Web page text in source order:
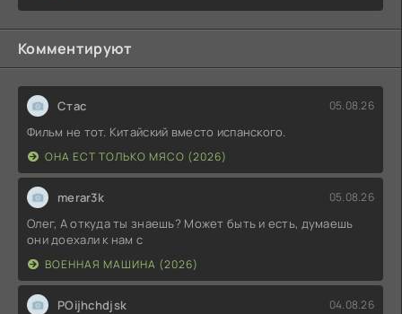
Комментируют
Стас 05.08.26
Фильм не тот. Китайский вместо испанского.
ОНА ЕСТ ТОЛЬКО МЯСО (2026)
merar3k 05.08.26
Олег, А откуда ты знаешь? Может быть и есть, думаешь
они доехали к нам с
ВОЕННАЯ МАШИНА (2026)
POijhchdjsk 04.08.26